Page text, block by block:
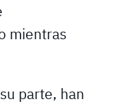
mientras
parte, han